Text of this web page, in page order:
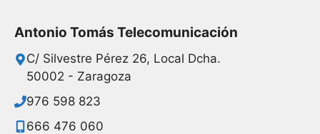
Antonio Tomás Telecomunicación
C/ Silvestre Pérez 26, Local Dcha.
50002 - Zaragoza
976 598 823
666 476 060